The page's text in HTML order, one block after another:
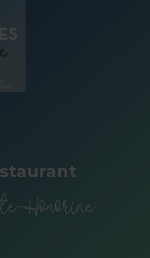
Honorine